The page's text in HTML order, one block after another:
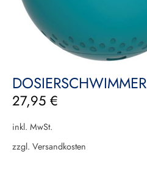
DOSIERSCHWIMMER
27,95 €
inkl. MwSt.
zzgl. Versandkosten